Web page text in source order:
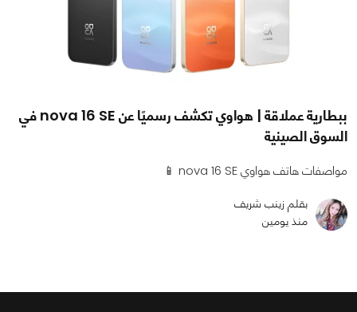
ببطارية عملاقة | هواوي تكشف رسميًا عن nova 16 SE في
السوق الصينية
مواصفات هاتف هواوي nova 16 SE 📱
بقلم زينب شريف
منذ يومين